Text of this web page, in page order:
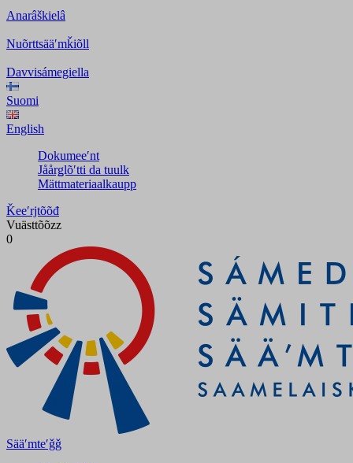
Anarâškielâ
Nuõrttsääʹmǩiõll
Davvisámegiella
Suomi
English
Dokumeeʹnt
Jåårǥlõʹtti da tuulk
Mättmateriaalkaupp
Ǩeeʹrjtõõđ
Vuästtõõzz
0
Sääʹmteʹǧǧ